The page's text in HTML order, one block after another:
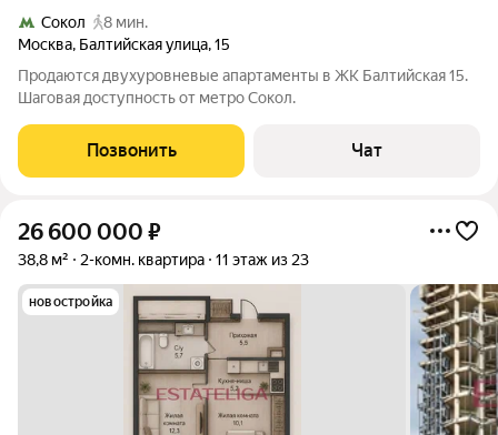
Сокол
8 мин.
Москва, Балтийская улица,15
Продаются двухуровневые апартаменты в ЖК Балтийская 15.
Шаговая доступность от метро Сокол.
Позвонить Чат
26 600 000 ₽
38,8 м² 2-комн. квартира 11 этаж из 23
новостройка